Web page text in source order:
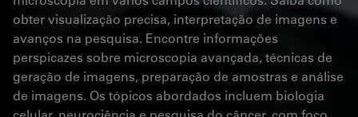
obter visualização precisa, interpretação de imagens e
avanços na pesquisa. Encontre informações
perspicazes sobre microscopia avançada, técnicas de
geração de imagens, preparação de amostras e análise
de imagens. Os tópicos abordados incluem biologia